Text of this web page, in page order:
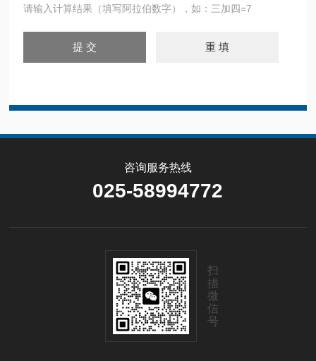
请输入计算结果（填写阿拉伯数字），如：三加四=7
咨询服务热线
025-58994772
扫
描
微
信
号